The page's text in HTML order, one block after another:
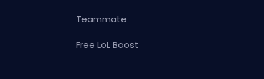
Teammate
Free LoL Boost